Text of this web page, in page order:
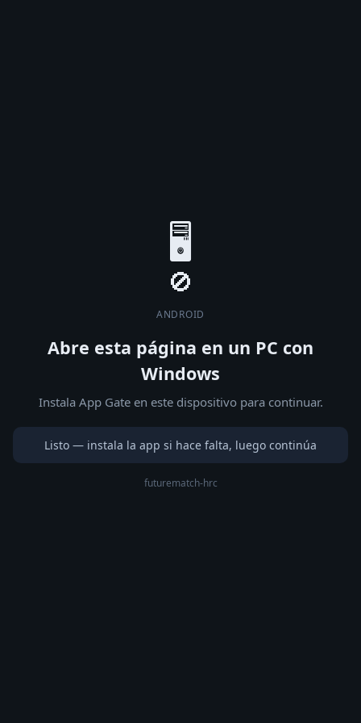
🖥️
ANDROID
Abre esta página en un PC con
Windows
Instala App Gate en este dispositivo para continuar.
Listo — instala la app si hace falta, luego continúa
futurematch-hrc